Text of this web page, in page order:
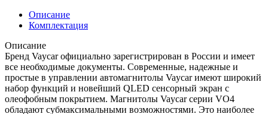
Описание
Комплектация
Описание
Бренд Vaycar официально зарегистрирован в России и имеет
все необходимые документы. Современные, надежные и
простые в управлении автомагнитолы Vaycar имеют широкий
набор функций и новейший QLED сенсорный экран с
олеофобным покрытием. Магнитолы Vaycar серии VО4
обладают субмаксимальными возможностями. Это наиболее